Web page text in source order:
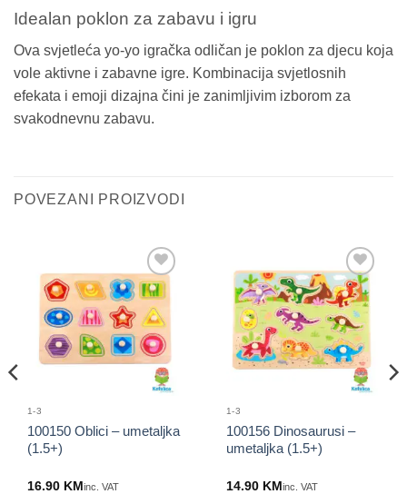
Idealan poklon za zabavu i igru
Ova svjetleća yo-yo igračka odličan je poklon za djecu koja
vole aktivne i zabavne igre. Kombinacija svjetlosnih
efekata i emoji dizajna čini je zanimljivim izborom za
svakodnevnu zabavu.
POVEZANI PROIZVODI
Sačuvaj
proizvod
1-3
100150 Oblici – umetaljka
(1.5+)
16.90 KMinc. VAT
Sačuvaj
proizvod
1-3
100156 Dinosaurusi –
umetaljka (1.5+)
14.90 KMinc. VAT